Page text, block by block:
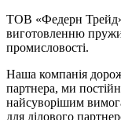
ТОВ «Федерн Трейд»
виготовленню
промисловості.
Наша компанія
партнера, ми
найсуворішим
для ділового